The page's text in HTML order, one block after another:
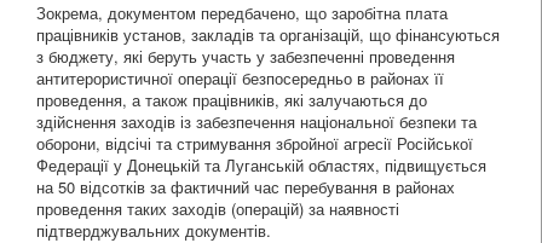
Зокрема, документом передбачено, що заробітна плата
працівників установ, закладів та організацій, що фінансуються
з бюджету, які беруть участь у забезпеченні проведення
антитерористичної операції безпосередньо в районах її
проведення, а також працівників, які залучаються до
здійснення заходів із забезпечення національної безпеки та
оборони, відсічі та стримування збройної агресії Російської
Федерації у Донецькій та Луганській областях, підвищується
на 50 відсотків за фактичний час перебування в районах
проведення таких заходів (операцій) за наявності
підтверджувальних документів.